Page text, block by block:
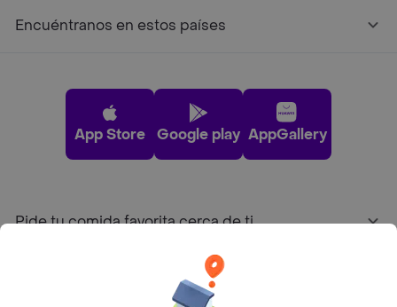
Encuéntranos en estos países
App Store Google play AppGallery
Pide tu comida favorita cerca de ti